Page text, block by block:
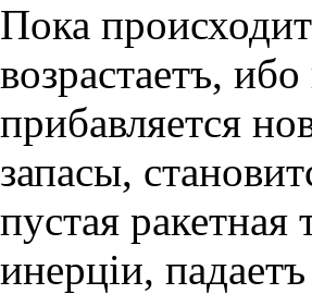
Пока
возрастаетъ,
прибавляется
запасы,
пустая
инерцiи,